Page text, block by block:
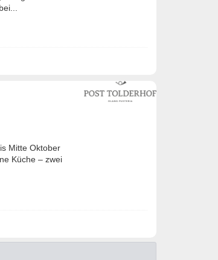
Mitte Oktober
Küche – zwei